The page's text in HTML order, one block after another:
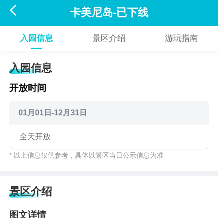
 卡美尼岛-已下线
入园信息 景区介绍 游玩指南
入园信息
开放时间
01月01日-12月31日
全天开放
* 以上信息仅供参考，具体以景区当日公示信息为准
景区介绍
图文详情